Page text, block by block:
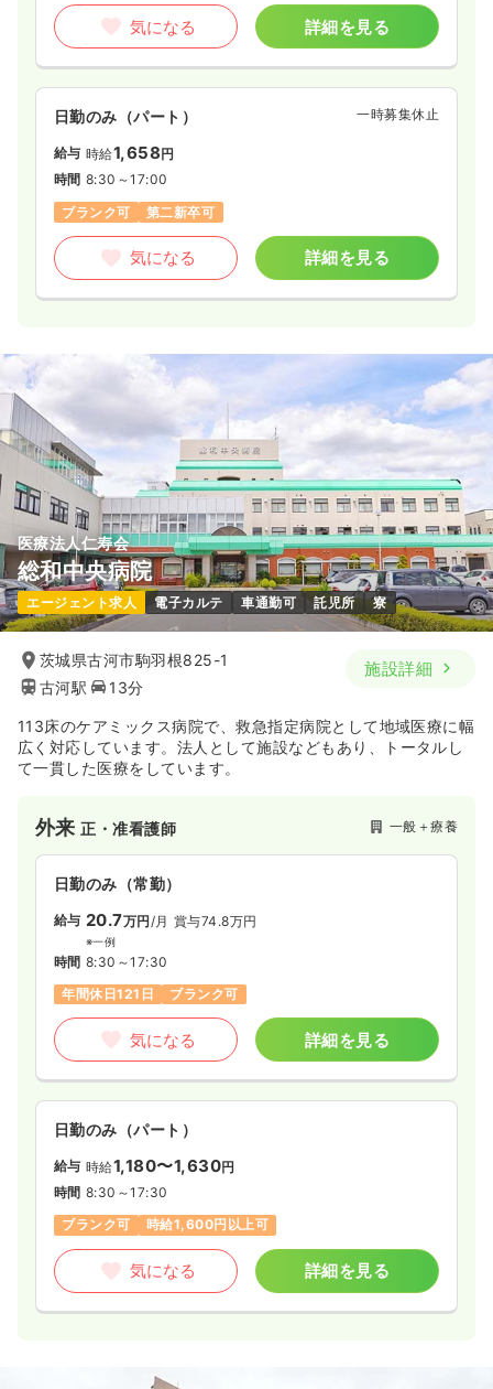
気になる 詳細を見る
日勤のみ（パート） 一時募集休止
給与 時給1,658円
時間 8:30～17:00
ブランク可
第二新卒可
気になる 詳細を見る
医療法人仁寿会
総和中央病院
エージェント求人 電子カルテ 車通勤可 託児所 寮
茨城県古河市駒羽根825-1
古河駅
13分
施設詳細
113床のケアミックス病院で、救急指定病院として地域医療に幅
広く対応しています。法人として施設などもあり、トータルし
て一貫した医療をしています。
外来正・准看護師 一般＋療養
日勤のみ（常勤）
給与 20.7万円 /月 賞与74.8万円
※一例
時間 8:30～17:30
年間休日121日
ブランク可
気になる 詳細を見る
日勤のみ（パート）
給与 時給1,180〜1,630円
時間 8:30～17:30
ブランク可
時給1,600円以上可
気になる 詳細を見る